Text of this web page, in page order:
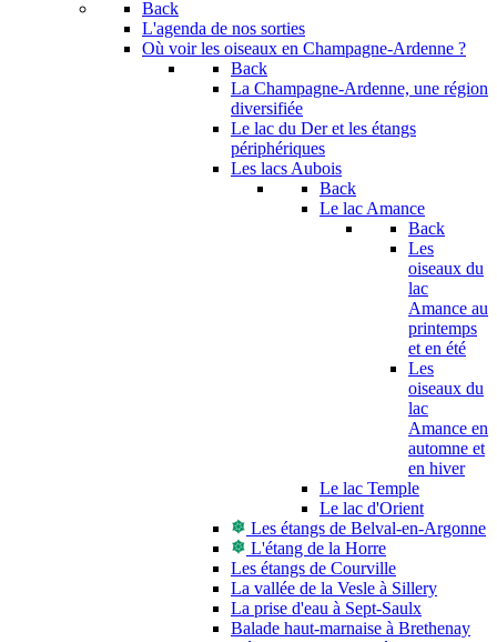
Back
L'agenda de nos sorties
Où voir les oiseaux en Champagne-Ardenne ?
Back
La Champagne-Ardenne, une région
diversifiée
Le lac du Der et les étangs
périphériques
Les lacs Aubois
Back
Le lac Amance
Back
Les
oiseaux du
lac
Amance au
printemps
et en été
Les
oiseaux du
lac
Amance en
automne et
en hiver
Le lac Temple
Le lac d'Orient
Les étangs de Belval-en-Argonne
L'étang de la Horre
Les étangs de Courville
La vallée de la Vesle à Sillery
La prise d'eau à Sept-Saulx
Balade haut-marnaise à Brethenay